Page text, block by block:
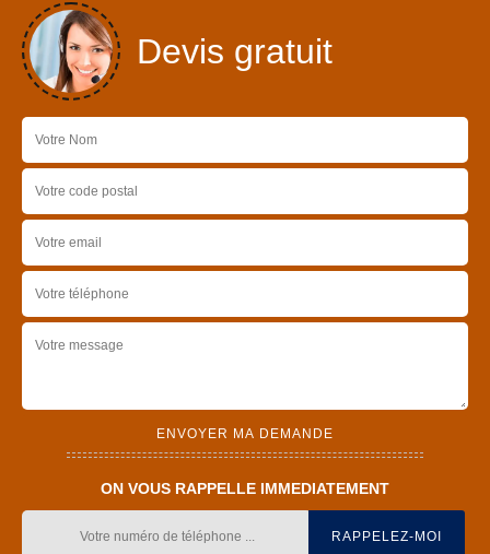
Devis gratuit
ON VOUS RAPPELLE IMMEDIATEMENT